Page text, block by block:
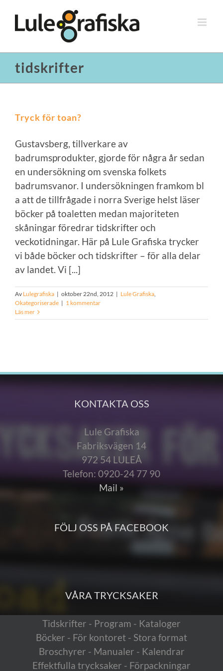
innehållet
tidskrifter
Tryck för toan?
Gustavsberg, tillverkare av
badrumsprodukter, gjorde för några år sedan
en undersökning om svenska folkets
badrumsvanor. I undersökningen framkom bl
a att de tillfrågade i norra Sverige helst läser
böcker på toaletten medan majoriteten
skåningar föredrar tidskrifter och
veckotidningar. Här på Lule Grafiska trycker
vi både böcker och tidskrifter – för alla delar
av landet. Vi [...]
Av Lulegrafiska | oktober 22nd, 2012 | Lule Grafiska,
Okategoriserade | 1 kommentar
Läs mer
KONTAKTA OSS
Lule Grafiska
Fabriksvägen 14
972 54 LULEÅ
Telefon: 0920-24 77 90
Mail »
FÖLJ OSS PÅ FACEBOOK
VÅRA TRYCKSAKER
Tidskrifter - Program - Kataloger
Böcker - För kontoret - Stora format
Broschyrer - Manualer - Kalendrar
Effektfulla trycksaker - Förpackningar